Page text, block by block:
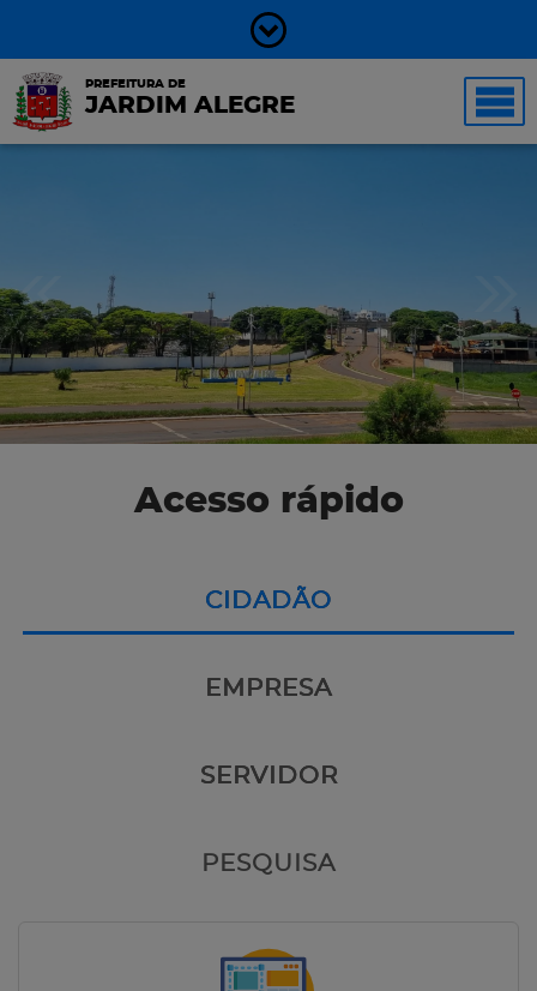
PREFEITURA DE
JARDIM ALEGRE
Acesso rápido
CIDADÃO
EMPRESA
SERVIDOR
PESQUISA